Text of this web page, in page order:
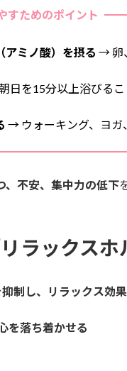
すためのポイント
アミノ酸）を摂る → 卵
日を15分以上浴びる
→ ウォーキング、ヨガ
、不安、集中力の低下
ラックスホ
制し、リラックス効
を落ち着かせる